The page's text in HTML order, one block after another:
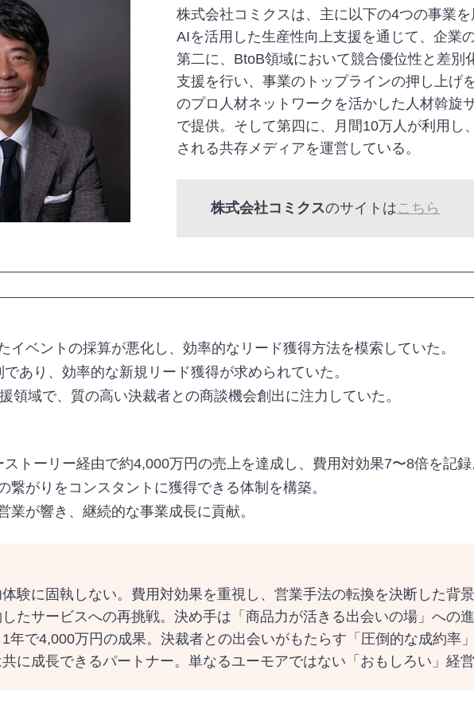
株式会社コミクスは、主に以下の4つの事業
AIを活用した生産性向上支援を通じて、企業
第二に、BtoB領域において競合優位性と差別
支援を行い、事業のトップラインの押し上げ
のプロ人材ネットワークを活かした人材斡旋
で提供。そして第四に、月間10万人が利用し
される共存メディアを運営している。
株式会社コミクスのサイトはこちら
イベントの採算が悪化し、効率的なリード獲得方法を模索していた。
あり、効率的な新規リード獲得が求められていた。
領域で、質の高い決裁者との商談機会創出に注力していた。
トーリー経由で約4,000万円の売上を達成し、費用対効果7〜8倍を記録
繋がりをコンスタントに獲得できる体制を構築。
業が響き、継続的な事業成長に貢献。
体験に固執しない。費用対効果を重視し、営業手法の転換を決断した背景
したサービスへの再挑戦。決め手は「商品力が活きる出会いの場」への
1年で4,000万円の成果。決裁者との出会いがもたらす「圧倒的な成約率」
共に成長できるパートナー。単なるユーモアではない「おもしろい」経